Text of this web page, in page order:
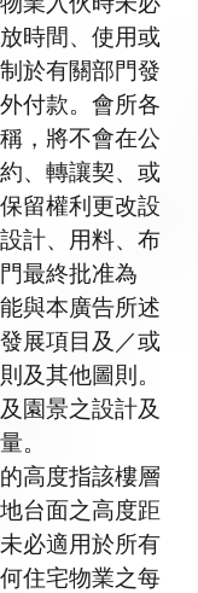
時間、使用或
於有關部門發
付款。會所各
，將不會在公
、轉讓契、或
留權利更改設
計、用料、布
最終批准為
與本廣告所述
展項目及／或
及其他圖則。
園景之設計及
。
高度指該樓層
台面之高度距
必適用於所有
住宅物業之每